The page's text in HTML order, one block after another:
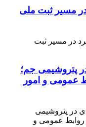
لامرد در مسیر ثبت ملی
پتروشیمی جم؛
عمومی و امور